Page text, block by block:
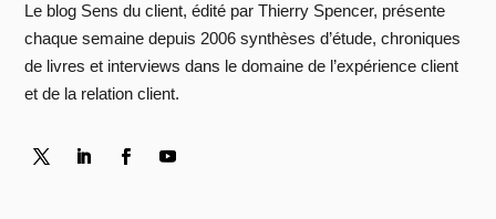
Le blog Sens du client, édité par Thierry Spencer, présente
chaque semaine depuis 2006 synthèses d’étude, chroniques
de livres et interviews dans le domaine de l’expérience client
et de la relation client.